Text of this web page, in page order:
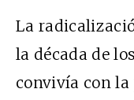
La
la década de
convivía con